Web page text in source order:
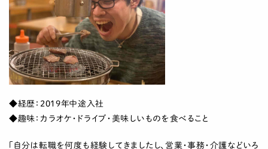
◆経歴：2019年中途入社
◆趣味：カラオケ・ドライブ・美味しいものを食べること
「自分は転職を何度も経験してきましたし、営業・事務・介護などいろ